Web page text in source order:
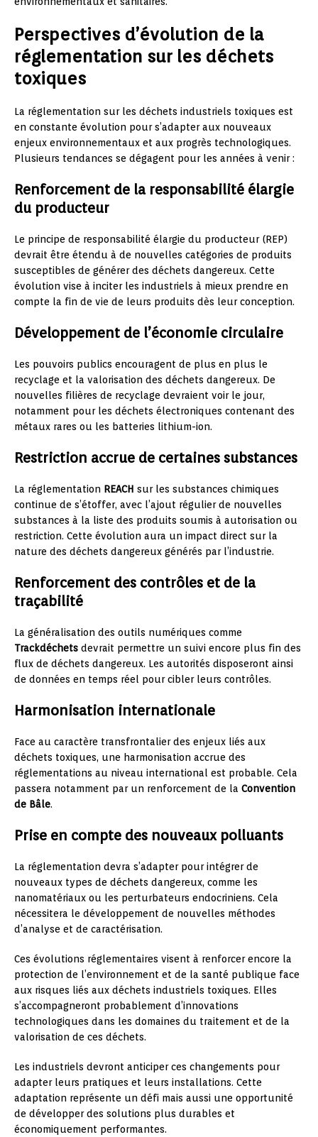
Perspectives d’évolution de la
réglementation sur les déchets
toxiques
La réglementation sur les déchets industriels toxiques est
en constante évolution pour s’adapter aux nouveaux
enjeux environnementaux et aux progrès technologiques.
Plusieurs tendances se dégagent pour les années à venir :
Renforcement de la responsabilité élargie
du producteur
Le principe de responsabilité élargie du producteur (REP)
devrait être étendu à de nouvelles catégories de produits
susceptibles de générer des déchets dangereux. Cette
évolution vise à inciter les industriels à mieux prendre en
compte la fin de vie de leurs produits dès leur conception.
Développement de l’économie circulaire
Les pouvoirs publics encouragent de plus en plus le
recyclage et la valorisation des déchets dangereux. De
nouvelles filières de recyclage devraient voir le jour,
notamment pour les déchets électroniques contenant des
métaux rares ou les batteries lithium-ion.
Restriction accrue de certaines substances
La réglementation REACH sur les substances chimiques
continue de s’étoffer, avec l’ajout régulier de nouvelles
substances à la liste des produits soumis à autorisation ou
restriction. Cette évolution aura un impact direct sur la
nature des déchets dangereux générés par l’industrie.
Renforcement des contrôles et de la
traçabilité
La généralisation des outils numériques comme
Trackdéchets devrait permettre un suivi encore plus fin des
flux de déchets dangereux. Les autorités disposeront ainsi
de données en temps réel pour cibler leurs contrôles.
Harmonisation internationale
Face au caractère transfrontalier des enjeux liés aux
déchets toxiques, une harmonisation accrue des
réglementations au niveau international est probable. Cela
passera notamment par un renforcement de la Convention
de Bâle.
Prise en compte des nouveaux polluants
La réglementation devra s’adapter pour intégrer de
nouveaux types de déchets dangereux, comme les
nanomatériaux ou les perturbateurs endocriniens. Cela
nécessitera le développement de nouvelles méthodes
d’analyse et de caractérisation.
Ces évolutions réglementaires visent à renforcer encore la
protection de l’environnement et de la santé publique face
aux risques liés aux déchets industriels toxiques. Elles
s’accompagneront probablement d’innovations
technologiques dans les domaines du traitement et de la
valorisation de ces déchets.
Les industriels devront anticiper ces changements pour
adapter leurs pratiques et leurs installations. Cette
adaptation représente un défi mais aussi une opportunité
de développer des solutions plus durables et
économiquement performantes.